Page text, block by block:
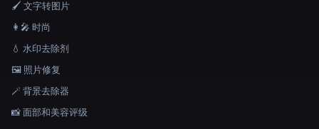
🖌️ 文字转图片
👩‍🎤 时尚
💧 水印去除剂
🖼️ 照片修复
🪄 背景去除器
📸 面部和美容评级